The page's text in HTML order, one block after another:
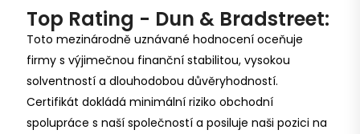
Top Rating - Dun & Bradstreet:
Toto mezinárodně uznávané hodnocení oceňuje
firmy s výjimečnou finanční stabilitou, vysokou
solventností a dlouhodobou důvěryhodností.
Certifikát dokládá minimální riziko obchodní
spolupráce s naší společností a posiluje naši pozici na